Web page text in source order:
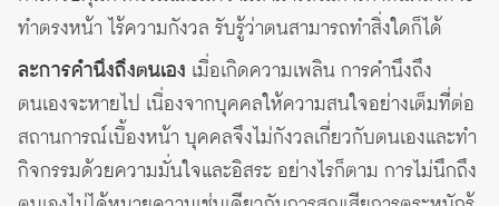
ทำตรงหน้า ไร้ความกังวล รับรู้ว่าตนสามารถทำสิ่งใดก็ได้
ละการคำนึงถึงตนเอง เมื่อเกิดความเพลิน การคำนึงถึง
ตนเองจะหายไป เนื่องจากบุคคลให้ความสนใจอย่างเต็มที่ต่อ
สถานการณ์เบื้องหน้า บุคคลจึงไม่กังวลเกี่ยวกับตนเองและทำ
กิจกรรมด้วยความมั่นใจและอิสระ อย่างไรก็ตาม การไม่นึกถึง